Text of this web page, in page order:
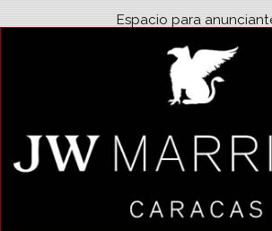
Espacio para